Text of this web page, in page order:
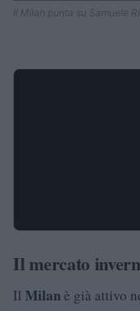
Il Milan punta su Samuele
Il mercato
Il Milanè già attivo